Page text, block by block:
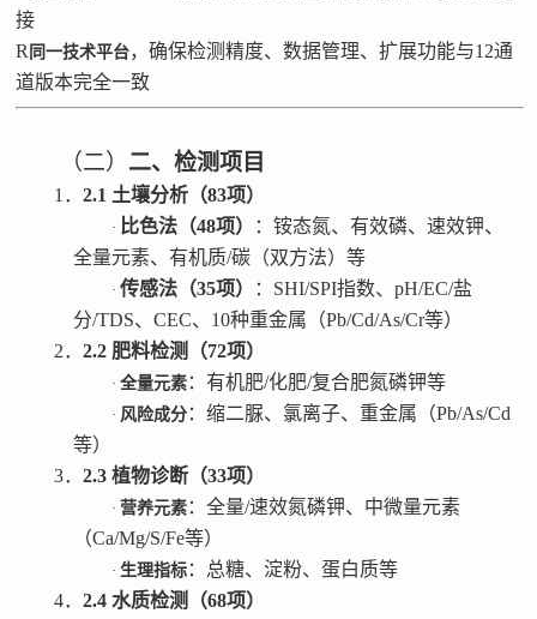
接
R 同一技术平台，确保检测精度、数据管理、扩展功能与12通
道版本完全一致
（二） 二、检测项目
1．2.1 土壤分析（83项）
· 比色法（48项）
：铵态氮、有效磷、速效钾、
全量元素、有机质/碳（双方法）等
·传感法（35项） ： SHI/SPI指数、pH/EC/盐
分/TDS、CEC、 10种重金属（Pb/Cd/As/Cr等）
2．2.2 肥料检测（72项）
·全量元素 ：有机肥/化肥/复合肥氮磷钾等
· 风险成分 ：缩二脲、氯离子、重金属（Pb/As/Cd
等）
3．2.3 植物诊断（33项）
· 营养元素 ：全量/速效氮磷钾、中微量元素
（Ca/Mg/S/Fe等）
·生理指标 ：总糖、淀粉、蛋白质等
4．2.4 水质检测（68项）